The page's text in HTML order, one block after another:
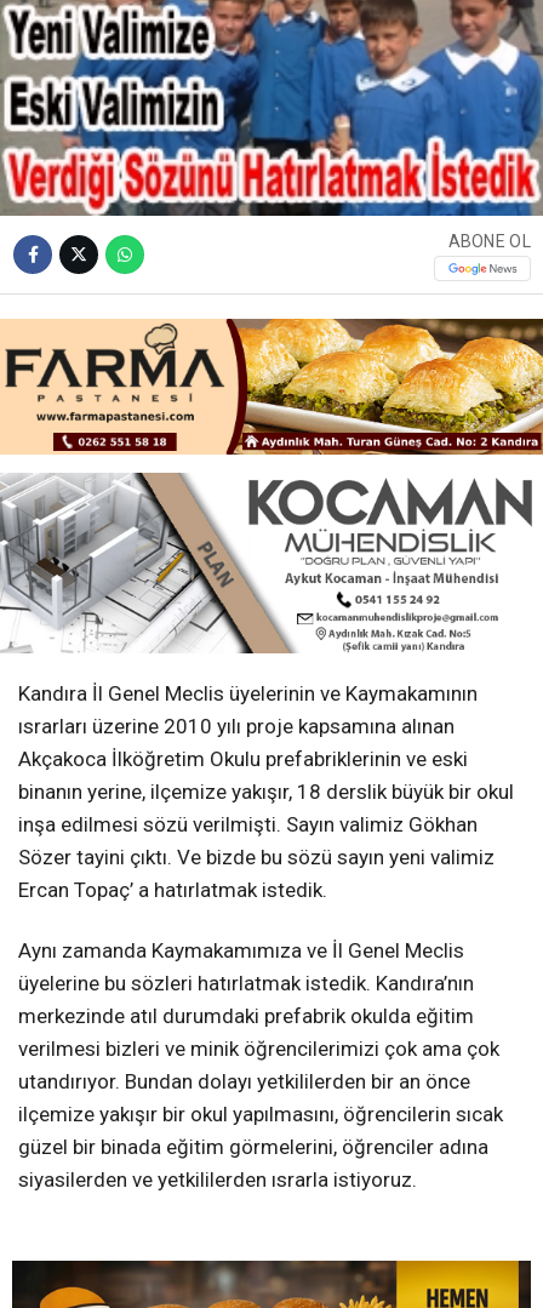
ABONE OL
Kandıra İl Genel Meclis üyelerinin ve Kaymakamının
ısrarları üzerine 2010 yılı proje kapsamına alınan
Akçakoca İlköğretim Okulu prefabriklerinin ve eski
binanın yerine, ilçemize yakışır, 18 derslik büyük bir okul
inşa edilmesi sözü verilmişti. Sayın valimiz Gökhan
Sözer tayini çıktı. Ve bizde bu sözü sayın yeni valimiz
Ercan Topaç’ a hatırlatmak istedik.
Aynı zamanda Kaymakamımıza ve İl Genel Meclis
üyelerine bu sözleri hatırlatmak istedik. Kandıra’nın
merkezinde atıl durumdaki prefabrik okulda eğitim
verilmesi bizleri ve minik öğrencilerimizi çok ama çok
utandırıyor. Bundan dolayı yetkililerden bir an önce
ilçemize yakışır bir okul yapılmasını, öğrencilerin sıcak
güzel bir binada eğitim görmelerini, öğrenciler adına
siyasilerden ve yetkililerden ısrarla istiyoruz.